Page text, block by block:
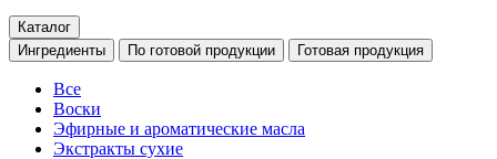
Каталог
Ингредиенты
По готовой продукции Готовая продукция
Все
Воски
Эфирные и ароматические масла
Экстракты сухие